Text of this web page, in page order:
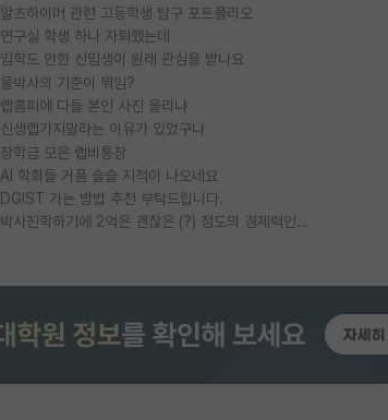
알츠하이머 관련 고등학생 탐구 포트폴리오
연구실 학생 하나 자퇴했는데
입학도 안한 신입생이 원래 관심을 받나요
물박사의 기준이 뭐임?
랩홈피에 다들 본인 사진 올리냐
신생랩가지말라는 이유가 있었구나
장학금 모은 랩비통장
AI 학회들 거품 슬슬 지적이 나오네요
DGIST 가는 방법 추천 부탁드립니다.
박사진학하기에 2억은 괜찮은 (?) 정도의 경제력인가요